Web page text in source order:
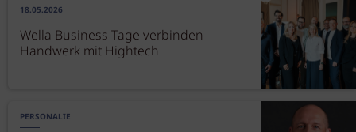
18.05.2026
Wella Business Tage verbinden
Handwerk mit Hightech
PERSONALIE